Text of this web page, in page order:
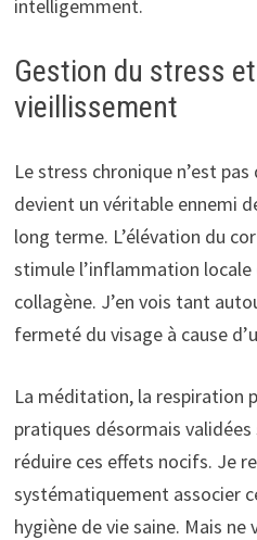
intelligemment.
Gestion du stress
vieillissement
Le stress chronique n’est
devient un véritable ennemi
long terme. L’élévation du
stimule l’inflammation
collagène. J’en vois tant
fermeté du visage à cause
La méditation, la respiration
pratiques désormais
réduire ces effets nocifs. Je
systématiquement associer
hygiène de vie saine. Mais